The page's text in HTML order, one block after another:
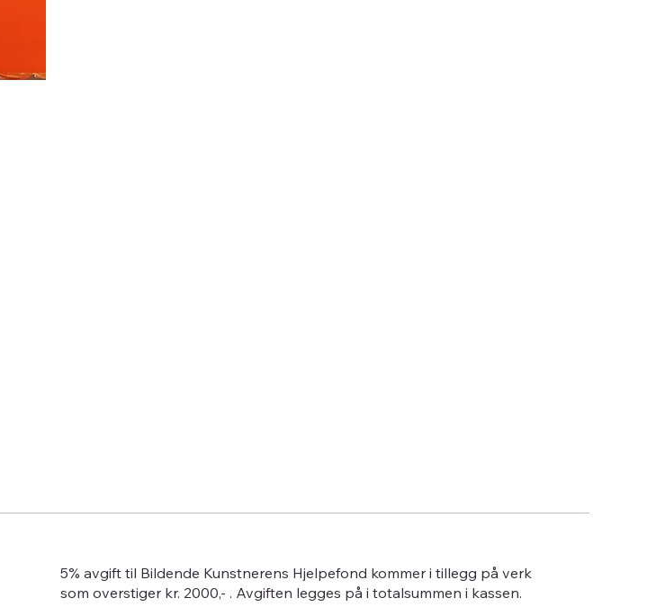
5% avgift til Bildende Kunstnerens Hjelpefond kommer i tillegg på verk
som overstiger kr. 2000,- . Avgiften legges på i totalsummen i kassen.